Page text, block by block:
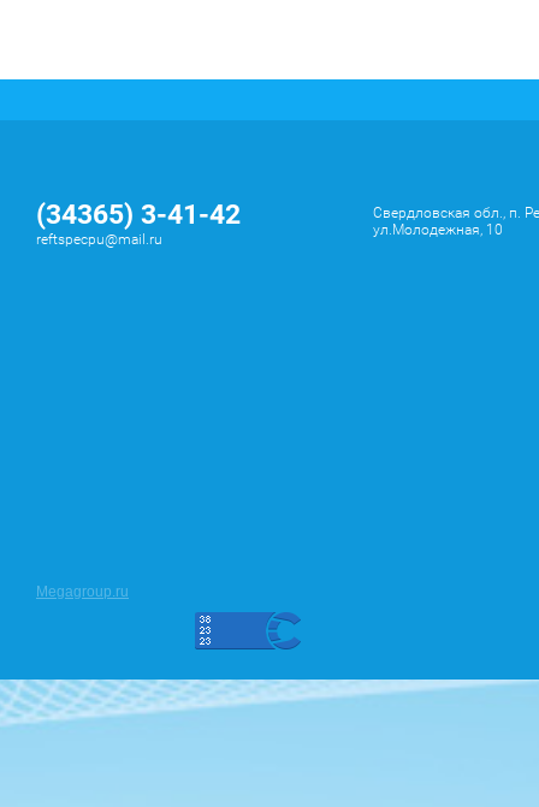
(34365) 3-41-42
reftspecpu@mail.ru
Свердловская обл., п.
ул.Молодежная, 10
Megagroup.ru